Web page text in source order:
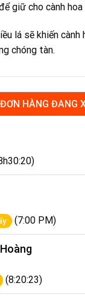
giữ cho cành
lá sẽ khiến
chóng tàn.
ĐƠN HÀNG ĐANG
(7:00 PM)
(8:20:23)